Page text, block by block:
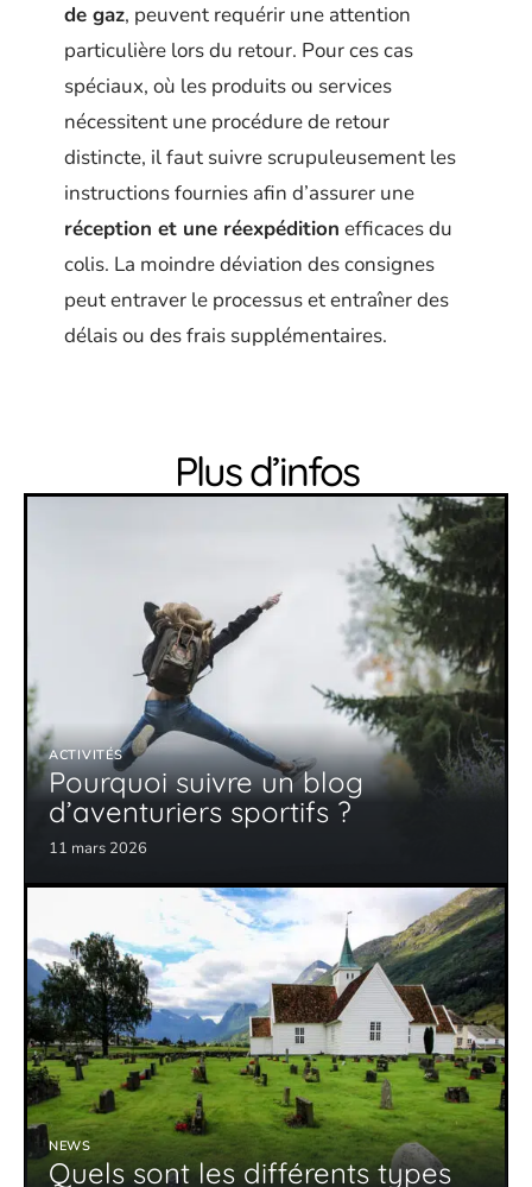
de gaz, peuvent requérir une attention
particulière lors du retour. Pour ces cas
spéciaux, où les produits ou services
nécessitent une procédure de retour
distincte, il faut suivre scrupuleusement les
instructions fournies afin d’assurer une
réception et une réexpédition efficaces du
colis. La moindre déviation des consignes
peut entraver le processus et entraîner des
délais ou des frais supplémentaires.
Plus d’infos
ACTIVITÉS
Pourquoi suivre un blog
d’aventuriers sportifs ?
11 mars 2026
NEWS
Quels sont les différents types